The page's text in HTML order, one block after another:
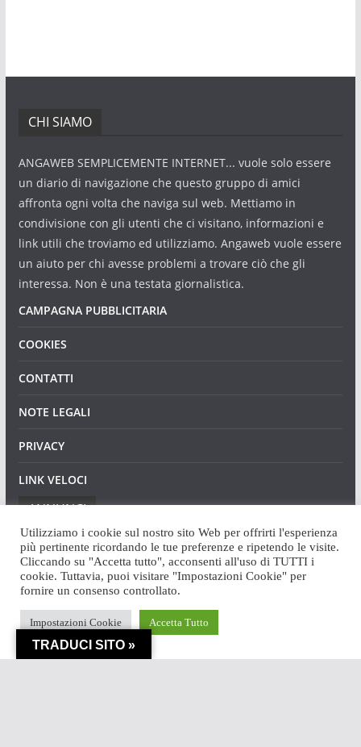
CHI SIAMO
ANGAWEB SEMPLICEMENTE INTERNET... vuole solo essere
un diario di navigazione che questo gruppo di amici
affronta ogni volta che naviga sul web. Mettiamo in
condivisione con gli utenti che ci visitano, informazioni e
link utili che troviamo ed utilizziamo. Angaweb vuole essere
un aiuto per chi avesse problemi a trovare ciò che gli
interessa. Non è una testata giornalistica.
CAMPAGNA PUBBLICITARIA
COOKIES
CONTATTI
NOTE LEGALI
PRIVACY
LINK VELOCI
ANNUNCI
Copyright © 2026 Angaweb. Tutti i diritti riservati.
Tema:ColorMagdi ThemeGrill. Powered by
Utilizziamo i cookie sul nostro sito Web per offrirti l'esperienza
più pertinente ricordando le tue preferenze e ripetendo le visite.
Cliccando su "Accetta tutto", acconsenti all'uso di TUTTI i
cookie. Tuttavia, puoi visitare "Impostazioni Cookie" per
fornire un consenso controllato.
Impostazioni Cookie Accetta Tutto
TRADUCI SITO »